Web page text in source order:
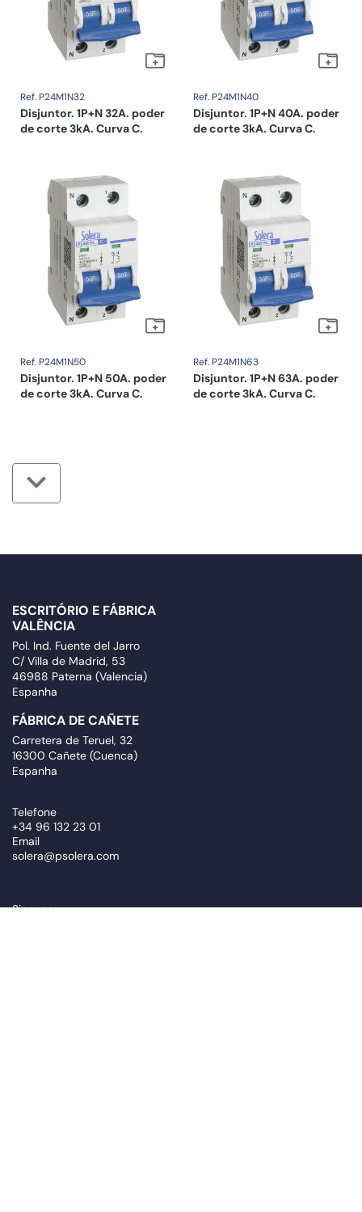
Ref. P24M1N32
Disjuntor. 1P+N 32A. poder
de corte 3kA. Curva C.
Ref. P24M1N40
Disjuntor. 1P+N 40A. poder
de corte 3kA. Curva C.
Ref. P24M1N50
Disjuntor. 1P+N 50A. poder
de corte 3kA. Curva C.
Ref. P24M1N63
Disjuntor. 1P+N 63A. poder
de corte 3kA. Curva C.
ESCRITÓRIO E FÁBRICA
VALÊNCIA
Pol. Ind. Fuente del Jarro
C/ Villa de Madrid, 53
46988 Paterna (Valencia)
Espanha
FÁBRICA DE CAÑETE
Carretera de Teruel, 32
16300 Cañete (Cuenca)
Espanha
Telefone
+34 96 132 23 01
Email
solera@psolera.com
Siga-nos